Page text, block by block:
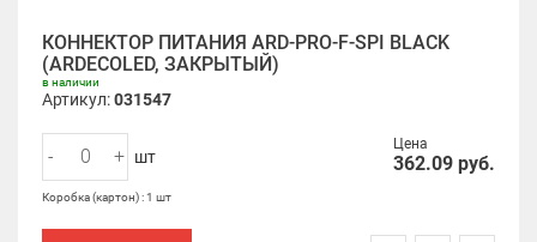
КОННЕКТОР ПИТАНИЯ ARD-PRO-F-SPI BLACK
(ARDECOLED, ЗАКРЫТЫЙ)
в наличии
Артикул:031547
Цена
362.09 руб.
- + шт
Коробка (картон) : 1 шт